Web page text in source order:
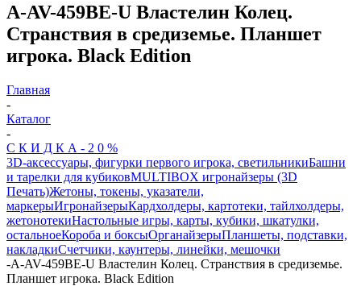
A-AV-459BE-U Властелин Колец.
Странствия в средиземье. Планшет
игрока. Black Edition
Главная
-
Каталог
-
С К И Д К А - 2 0 %
3D-аксессуары, фигурки первого игрока, светильникиБашни
и тарелки для кубиковMULTIBOX игронайзеры (3D
Печать)Жетоны, токены, указатели,
маркерыИгронайзерыКардхолдеры, картотеки, тайлхолдеры,
жетонотекиНастольные игры, карты, кубики, шкатулки,
остальноеКороба и боксыОрганайзерыПланшеты, подставки,
накладкиСчетчики, каунтеры, линейки, мешочки
-A-AV-459BE-U Властелин Колец. Странствия в средиземье.
Планшет игрока. Black Edition